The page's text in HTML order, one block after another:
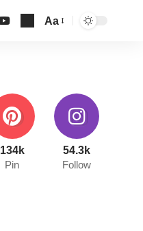
Aa
134k
Pin
54.3k
Follow